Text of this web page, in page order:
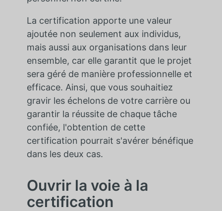
La certification apporte une valeur
ajoutée non seulement aux individus,
mais aussi aux organisations dans leur
ensemble, car elle garantit que le projet
sera géré de manière professionnelle et
efficace. Ainsi, que vous souhaitiez
gravir les échelons de votre carrière ou
garantir la réussite de chaque tâche
confiée, l'obtention de cette
certification pourrait s'avérer bénéfique
dans les deux cas.
Ouvrir la voie à la
certification